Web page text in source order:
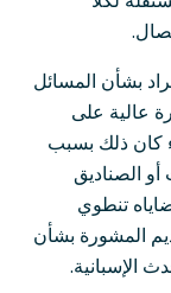
بشأن المسائل
عالية على
كان ذلك بسبب
أو الصناديق
تنطوي
المشورة بشأن
الإسبانية.